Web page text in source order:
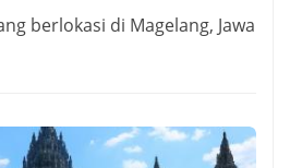
berlokasi di Magelang, Jawa